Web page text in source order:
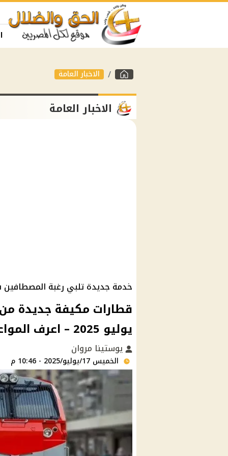
الاخبار العامة
الاخبار العامة
خدمة جديدة تلبي رغبة المصطافين
يوليو 2025 – اعرف المواعيد
يوستينا مروان
الخميس 17/يوليو/2025 - 10:46 م